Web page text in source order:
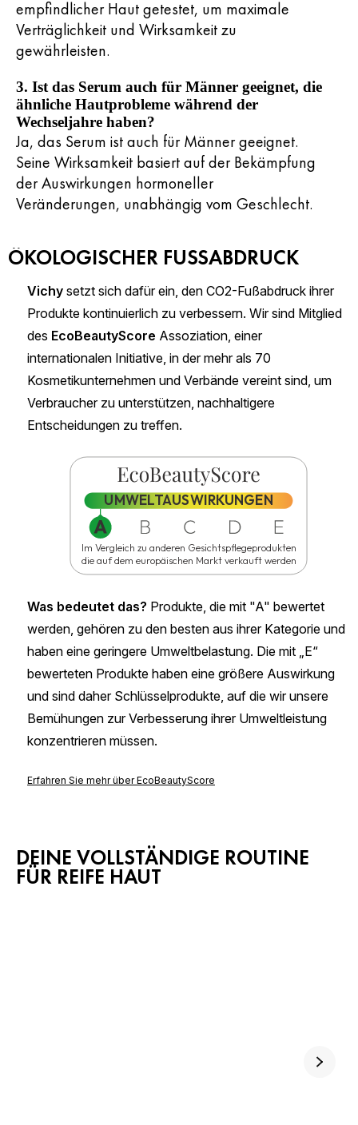
empfindlicher Haut getestet, um maximale
Verträglichkeit und Wirksamkeit zu
gewährleisten.
3. Ist das Serum auch für Männer geeignet, die
ähnliche Hautprobleme während der
Wechseljahre haben?
Ja, das Serum ist auch für Männer geeignet.
Seine Wirksamkeit basiert auf der Bekämpfung
der Auswirkungen hormoneller
Veränderungen, unabhängig vom Geschlecht.
ÖKOLOGISCHER FUSSABDRUCK
DEINE VOLLSTÄNDIGE ROUTINE
FÜR REIFE HAUT